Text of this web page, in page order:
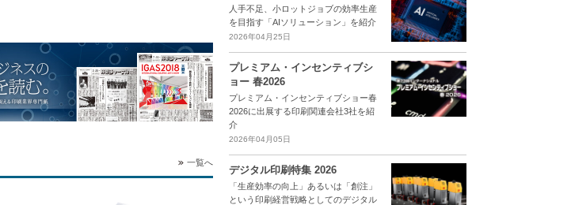
一覧へ
人手不足、小ロットジョブの効率生産
を目指す「AIソリューション」を紹介
2026年04月25日
プレミアム・インセンティブシ
ョー 春2026
プレミアム・インセンティブショー春
2026に出展する印刷関連会社3社を紹
介
2026年04月05日
デジタル印刷特集 2026
「生産効率の向上」あるいは「創注」
という印刷経営戦略としてのデジタル